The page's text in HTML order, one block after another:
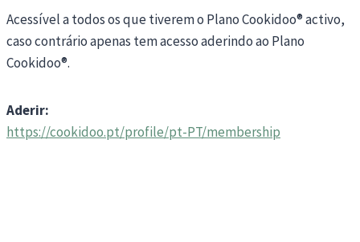
Acessível a todos os que tiverem o Plano Cookidoo® activo,
caso contrário apenas tem acesso aderindo ao Plano
Cookidoo®.
Aderir:
https://cookidoo.pt/profile/pt-PT/membership